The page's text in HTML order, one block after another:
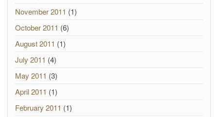
November 2011 (1)
October 2011 (6)
August 2011 (1)
July 2011 (4)
May 2011 (3)
April 2011 (1)
February 2011 (1)